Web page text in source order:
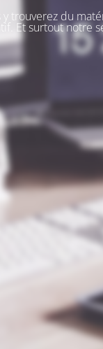
y trouverez du
Et surtout notre